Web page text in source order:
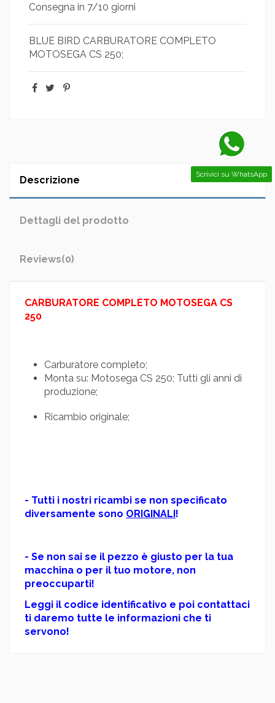
Consegna in 7/10 giorni
BLUE BIRD CARBURATORE COMPLETO
MOTOSEGA CS 250;
Descrizione
Dettagli del prodotto
Reviews(0)
CARBURATORE COMPLETO MOTOSEGA CS
250
Carburatore completo;
Monta su: Motosega CS 250; Tutti gli anni di
produzione;
Ricambio originale;
- Tutti i nostri ricambi se non specificato
diversamente sono ORIGINALI!
- Se non sai se il pezzo è giusto per la tua
macchina o per il tuo motore, non
preoccuparti!
Leggi il codice identificativo e poi contattaci
ti daremo tutte le informazioni che ti
servono!
Scrivici su WhatsApp